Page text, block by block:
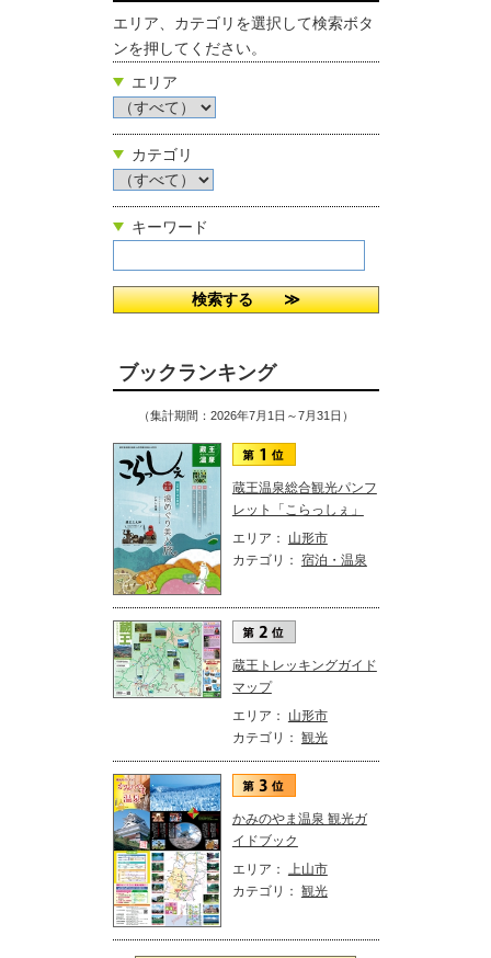
エリア、カテゴリを選択して検索ボタ
ンを押してください。
エリア
カテゴリ
キーワード
ブックランキング
（集計期間：2026年7月1日～7月31日）
蔵王温泉総合観光パンフ
レット「こらっしぇ」
エリア： 山形市
カテゴリ： 宿泊・温泉
蔵王トレッキングガイド
マップ
エリア： 山形市
カテゴリ： 観光
かみのやま温泉 観光ガ
イドブック
エリア： 上山市
カテゴリ： 観光